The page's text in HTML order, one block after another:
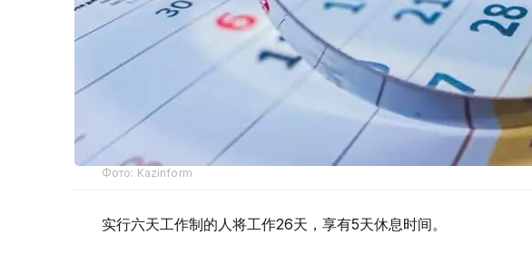
Фото: Kazinform
实行六天工作制的人将工作26天，享有5天休息时间。